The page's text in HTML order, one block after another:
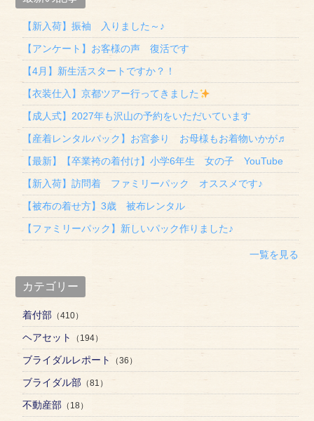
【新入荷】振袖 入りました～♪
【アンケート】お客様の声 復活です
【4月】新生活スタートですか？！
【衣装仕入】京都ツアー行ってきました
【成人式】2027年も沢山の予約をいただいています
【産着レンタルパック】お宮参り お母様もお着物いかが♬
【最新】【卒業袴の着付け】小学6年生 女の子 YouTube
【新入荷】訪問着 ファミリーパック オススメです♪
【被布の着せ方】3歳 被布レンタル
【ファミリーパック】新しいパック作りました♪
一覧を見る
カテゴリー
着付部 （410）
ヘアセット （194）
ブライダルレポート （36）
ブライダル部 （81）
不動産部 （18）